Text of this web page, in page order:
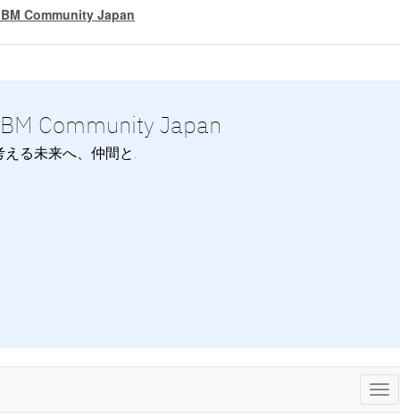
Community Japan
Community Japan
える未来へ、仲間と.